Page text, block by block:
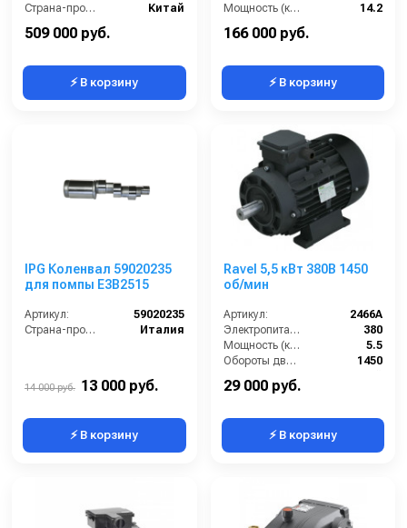
Страна-производитель:
Китай
509 000 руб.
⚡ В корзину
Мощность (кВт):
14.2
166 000 руб.
⚡ В корзину
IPG Коленвал 59020235
для помпы Е3В2515
Артикул:
59020235
Страна-производитель:
Италия
14 000 руб. 13 000 руб.
⚡ В корзину
Ravel 5,5 кВт 380B 1450
об/мин
Артикул:
2466A
Электропитание (В):
380
Мощность (кВт):
5.5
Обороты двигателя (об/мин):
1450
29 000 руб.
⚡ В корзину